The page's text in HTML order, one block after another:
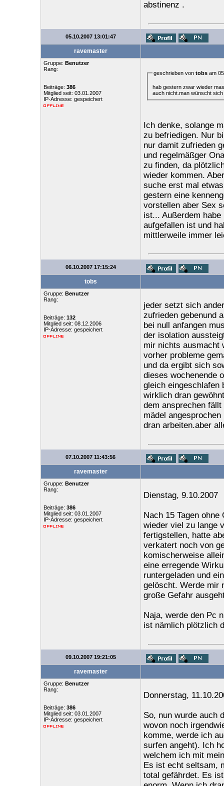
abstinenz .
05.10.2007 13:01:47
ravemaster
Gruppe: Benutzer
Rang:
Beiträge: 386
Mitglied seit: 03.01.2007
IP-Adresse: gespeichert
geschrieben von tobsam
hab gestern zwar wieder
auch nicht.man wünscht
Ich denke, solange
zu befriedigen. Nur
nur damit zufrieden
und regelmäßger
zu finden, da
wieder kommen.
suche erst mal
gestern eine
vorstellen aber Sex
ist... Außerdem
aufgefallen ist und
mittlerweile immer
06.10.2007 17:15:24
tobs
Gruppe: Benutzer
Rang:
Beiträge: 132
Mitglied seit: 08.12.2006
IP-Adresse: gespeichert
jeder setzt sich
zufrieden gebenund
bei null anfangen
der isolation
mir nichts ausmacht
vorher probleme
und da ergibt sich
dieses wochenende
gleich eingeschlafen
wirklich dran
dem ansprechen
mädel
dran arbeiten.aber
07.10.2007 11:43:56
ravemaster
Gruppe: Benutzer
Rang:
Beiträge: 386
Mitglied seit: 03.01.2007
IP-Adresse: gespeichert
Dienstag, 9.10.2007
Nach 15 Tagen
wieder viel zu lange
fertigstellen, hatte
verkatert noch von
komischerweise
eine erregende
runtergeladen und
gelöscht. Werde mir
große Gefahr
Naja, werde den Pc
ist nämlich plötzlich
09.10.2007 19:21:05
ravemaster
Gruppe: Benutzer
Rang:
Beiträge: 386
Mitglied seit: 03.01.2007
IP-Adresse: gespeichert
Donnerstag,
So, nun wurde auch
wovon noch
komme, werde ich
surfen angeht). Ich
welchem ich mit
Es ist echt seltsam,
total gefährdet. Es